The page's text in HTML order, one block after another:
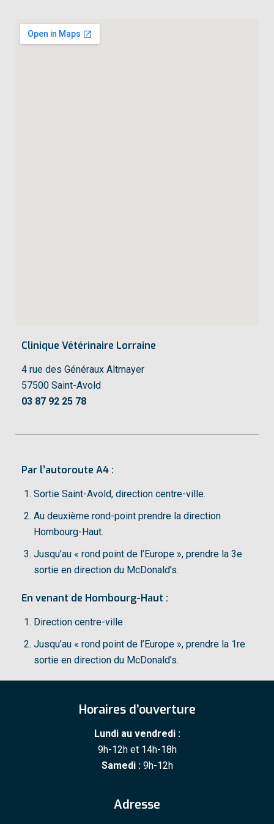
Clinique Vétérinaire Lorraine
4 rue des Généraux Altmayer
57500 Saint-Avold
03 87 92 25 78
Par l’autoroute A4 :
Sortie Saint-Avold, direction centre-ville.
Au deuxième rond-point prendre la direction
Hombourg-Haut.
Jusqu’au « rond point de l’Europe », prendre la 3e
sortie en direction du McDonald’s.
En venant de Hombourg-Haut :
Direction centre-ville
Jusqu’au « rond point de l’Europe », prendre la 1re
sortie en direction du McDonald’s.
Horaires d’ouverture
Lundi au vendredi :
9h-12h et 14h-18h
Samedi :9h-12h
Adresse